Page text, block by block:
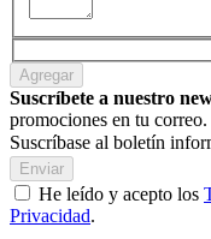
Agregar
Suscríbete a nuestro
promociones en tu correo.
Suscríbase al boletín
Enviar
He leído y acepto los
Privacidad.